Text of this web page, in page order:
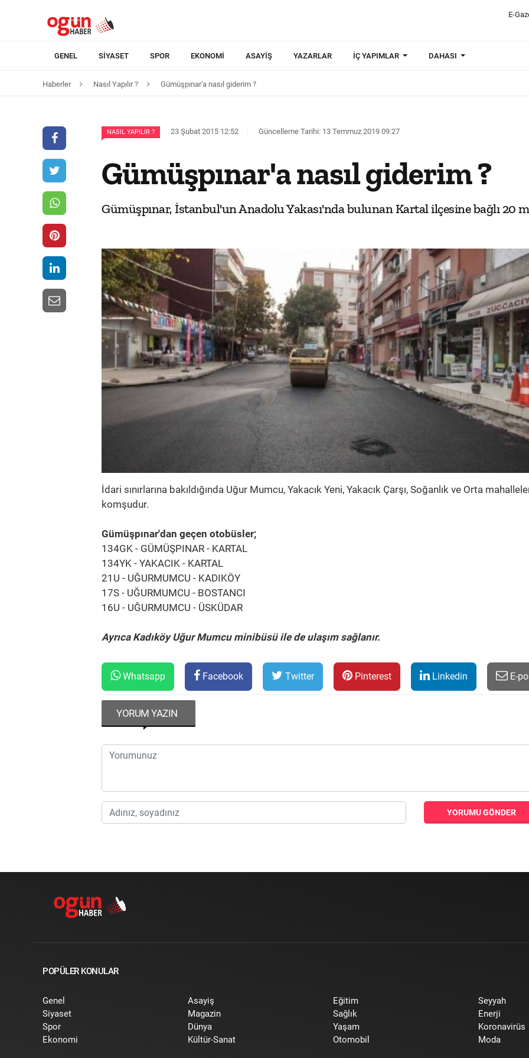
E-
GENEL SIYASET SPOR EKONOMI ASAYIŞ YAZARLAR İÇ YAPIMLAR DAHASI
Haberler Nasıl Yapılır ? Gümüşpınar'a nasıl giderim ?
NASIL YAPILIR ? 23 Şubat 2015 12:52 Güncelleme Tarihi: 13 Temmuz 2019 09:27
Gümüşpınar'a nasıl giderim ?
Gümüşpınar, İstanbul'un Anadolu Yakası'nda bulunan Kartal ilçesine bağlı 20
İdari sınırlarına bakıldığında Uğur Mumcu, Yakacık Yeni, Yakacık Çarşı, Soğanlık ve Orta
komşudur.
Gümüşpınar'dan geçen otobüsler;
134GK - GÜMÜŞPINAR - KARTAL
134YK - YAKACIK - KARTAL
21U - UĞURMUMCU - KADIKÖY
17S - UĞURMUMCU - BOSTANCI
16U - UĞURMUMCU - ÜSKÜDAR
Ayrıca Kadıköy Uğur Mumcu minibüsü ile de ulaşım sağlanır.
Whatsapp Facebook Twitter Pinterest Linkedin E-
YORUM YAZIN
YORUMU GÖNDER
POPÜLER KONULAR
Genel
Siyaset
Spor
Ekonomi
Asayiş
Magazin
Dünya
Kültür-Sanat
Eğitim
Sağlık
Yaşam
Otomobil
Seyyah
Enerji
Koronavirüs
Moda